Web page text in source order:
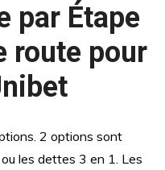
par Étape
route pour
2 options sont
les dettes 3 en 1. Les